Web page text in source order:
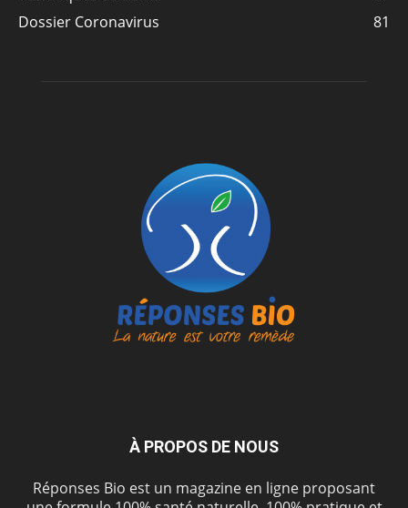
Dossier Coronavirus
81
À PROPOS DE NOUS
Réponses Bio est un magazine en ligne proposant